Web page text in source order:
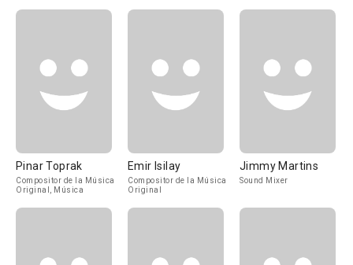
Pinar Toprak
Compositor de la Música
Original, Música
Emir Isilay
Compositor de la Música
Original
Jimmy Martins
Sound Mixer